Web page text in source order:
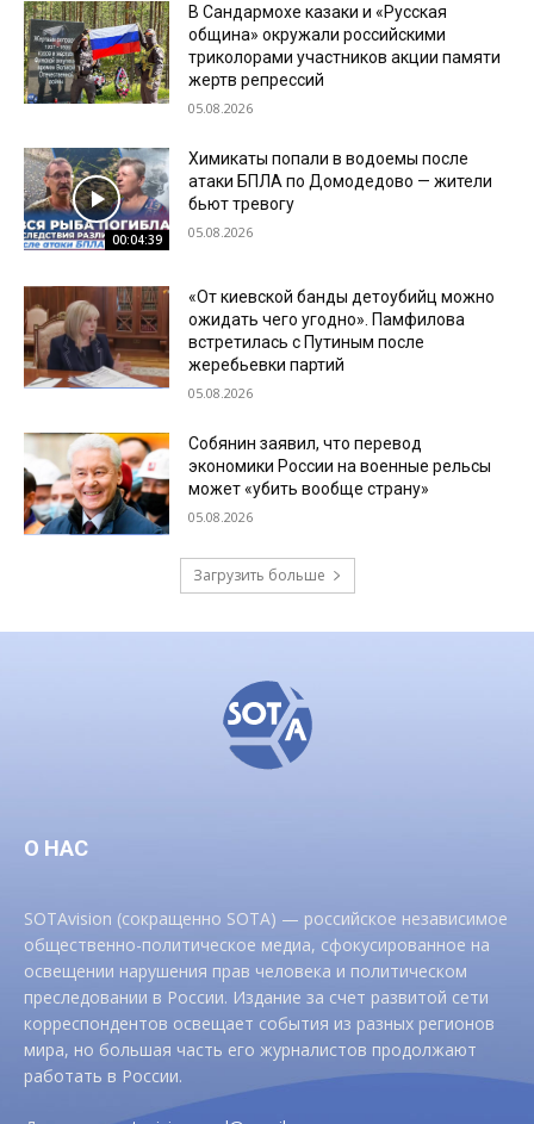
В Сандармохе казаки и «Русская
община» окружали российскими
триколорами участников акции памяти
жертв репрессий
05.08.2026
00:04:39
Химикаты попали в водоемы после
атаки БПЛА по Домодедово — жители
бьют тревогу
05.08.2026
«От киевской банды детоубийц можно
ожидать чего угодно». Памфилова
встретилась с Путиным после
жеребьевки партий
05.08.2026
Собянин заявил, что перевод
экономики России на военные рельсы
может «убить вообще страну»
05.08.2026
Загрузить больше
О НАС
SOTAvision (сокращенно SOTA) — российское независимое
общественно-политическое медиа, сфокусированное на
освещении нарушения прав человека и политическом
преследовании в России. Издание за счет развитой сети
корреспондентов освещает события из разных регионов
мира, но большая часть его журналистов продолжают
работать в России.